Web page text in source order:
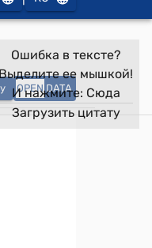
OPEN DATA
Ошибка в тексте?
ее мышкой!
И нажмите: Сюда
Загрузить цитату